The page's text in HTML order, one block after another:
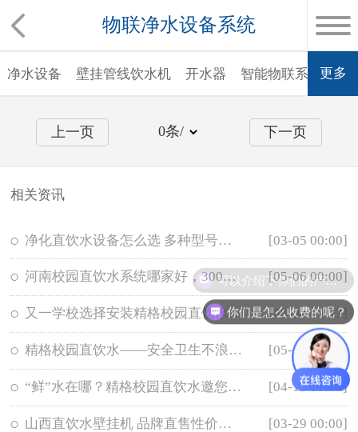
物联净水设备系统
净水设备 壁挂管线饮水机 开水器 智能物联系统 校
更多
上一页 0条/ 下一页
相关资讯
净化直饮水设备怎么选 多种型号选择-精格净水 [03-05 00:00]
河南校园直饮水系统哪家好，3000多所学校的选择[精格净水] [05-06 00:00]
又一学校选择安装精格校园直饮水设备,更多的学子喝上安全直饮水 [08-04 09:17]
精格校园直饮水——安全卫生不浪费！ [05-16 17:46]
“鲜”水在哪？精格校园直饮水邀您一起“鲜”行一步 [04-19 00:00]
山西直饮水壁挂机 品牌直售性价比之选-精格净水 [03-29 00:00]
可以介绍下你们的产品么？
你们是怎么收费的呢？